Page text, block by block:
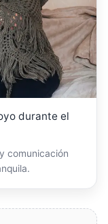
durante el
comunicación